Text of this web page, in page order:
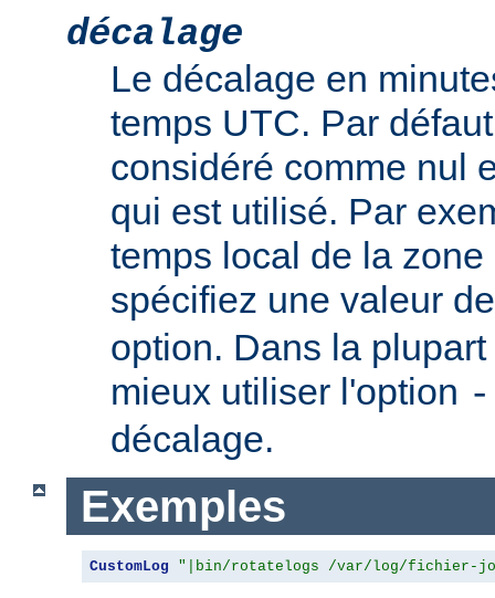
décalage
Le décalage en
temps UTC. Par
considéré comme nul
qui est utilisé. Par
temps local de la
spécifiez une valeur
option. Dans la
mieux utiliser l'option
décalage.
Exemples
CustomLog "|bin/rotatelogs /var/log/fichier-